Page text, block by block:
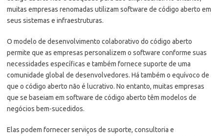
muitas empresas renomadas utilizam software de código aberto em
seus sistemas e infraestruturas.
O modelo de desenvolvimento colaborativo do código aberto
permite que as empresas personalizem o software conforme suas
necessidades específicas e também fornece suporte de uma
comunidade global de desenvolvedores. Há também o equívoco de
que o código aberto não é lucrativo. No entanto, muitas empresas
que se baseiam em software de código aberto têm modelos de
negócios bem-sucedidos.
Elas podem fornecer serviços de suporte, consultoria e